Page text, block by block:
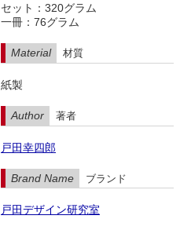
セット：320グラム
一冊：76グラム
Material 材質
紙製
Author 著者
戸田幸四郎
Brand Name ブランド
戸田デザイン研究室